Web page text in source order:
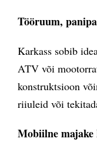
Tööruum,
Karkass sobib
ATV või
konstruktsioon
riiuleid või
Mobiilne